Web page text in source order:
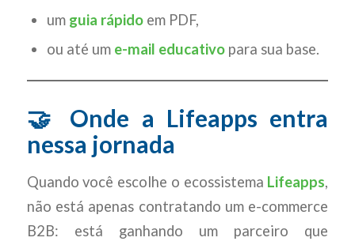
um guia rápidoem PDF,
ou até um e-mail educativopara sua base.
🤝 Onde a Lifeapps entra
nessa jornada
Quando você escolhe o ecossistema Lifeapps,
não está apenas contratando um e-commerce
B2B: está ganhando um parceiro que